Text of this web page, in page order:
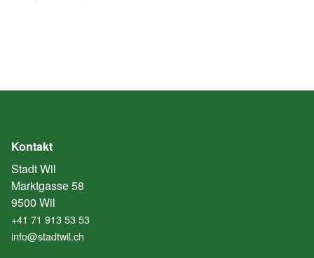
Kontakt
Stadt Wil
Marktgasse 58
9500 Wil
+41 71 913 53 53
info@stadtwil.ch